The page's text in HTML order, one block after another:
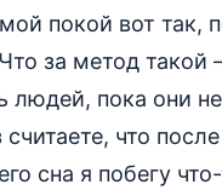
покой вот так,
за метод такой
людей, пока они
что после
сна я побегу